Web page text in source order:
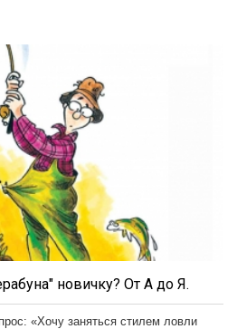
новичку? От А до Я.
«Хочу заняться стилем ловли